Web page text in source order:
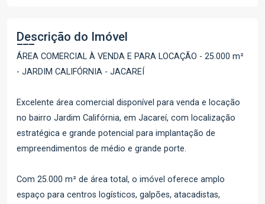
Descrição do Imóvel
ÁREA COMERCIAL À VENDA E PARA LOCAÇÃO - 25.000 m²
- JARDIM CALIFÓRNIA - JACAREÍ
Excelente área comercial disponível para venda e locação
no bairro Jardim Califórnia, em Jacareí, com localização
estratégica e grande potencial para implantação de
empreendimentos de médio e grande porte.
Com 25.000 m² de área total, o imóvel oferece amplo
espaço para centros logísticos, galpões, atacadistas,